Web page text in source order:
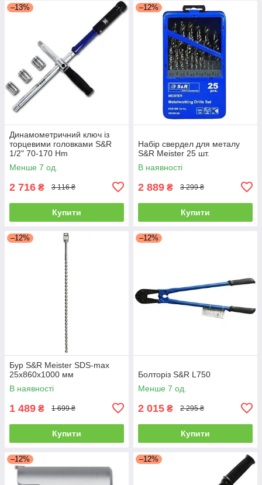
–13%
Динамометричний ключ із
торцевими головками S&R
1/2" 70-170 Hm
Менше 7 од.
2 716 ₴ 3 116 ₴
Купити
–12%
Набір свердел для металу
S&R Meister 25 шт.
В наявності
2 889 ₴ 3 299 ₴
Купити
–12%
Бур S&R Meister SDS-max
25x860x1000 мм
В наявності
1 489 ₴ 1 699 ₴
Купити
–12%
Болторіз S&R L750
Менше 7 од.
2 015 ₴ 2 295 ₴
Купити
–12% –12%